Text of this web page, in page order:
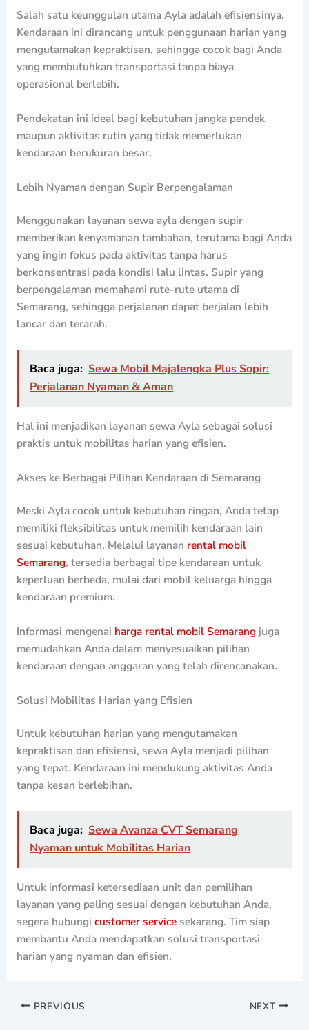
Salah satu keunggulan utama Ayla adalah efisiensinya.
Kendaraan ini dirancang untuk penggunaan harian yang
mengutamakan kepraktisan, sehingga cocok bagi Anda
yang membutuhkan transportasi tanpa biaya
operasional berlebih.
Pendekatan ini ideal bagi kebutuhan jangka pendek
maupun aktivitas rutin yang tidak memerlukan
kendaraan berukuran besar.
Lebih Nyaman dengan Supir Berpengalaman
Menggunakan layanan sewa ayla dengan supir
memberikan kenyamanan tambahan, terutama bagi Anda
yang ingin fokus pada aktivitas tanpa harus
berkonsentrasi pada kondisi lalu lintas. Supir yang
berpengalaman memahami rute-rute utama di
Semarang, sehingga perjalanan dapat berjalan lebih
lancar dan terarah.
Baca juga: Sewa Mobil Majalengka Plus Sopir:
Perjalanan Nyaman & Aman
Hal ini menjadikan layanan sewa Ayla sebagai solusi
praktis untuk mobilitas harian yang efisien.
Akses ke Berbagai Pilihan Kendaraan di Semarang
Meski Ayla cocok untuk kebutuhan ringan, Anda tetap
memiliki fleksibilitas untuk memilih kendaraan lain
sesuai kebutuhan. Melalui layanan rental mobil
Semarang, tersedia berbagai tipe kendaraan untuk
keperluan berbeda, mulai dari mobil keluarga hingga
kendaraan premium.
Informasi mengenai harga rental mobil Semarangjuga
memudahkan Anda dalam menyesuaikan pilihan
kendaraan dengan anggaran yang telah direncanakan.
Solusi Mobilitas Harian yang Efisien
Untuk kebutuhan harian yang mengutamakan
kepraktisan dan efisiensi, sewa Ayla menjadi pilihan
yang tepat. Kendaraan ini mendukung aktivitas Anda
tanpa kesan berlebihan.
Baca juga: Sewa Avanza CVT Semarang
Nyaman untuk Mobilitas Harian
Untuk informasi ketersediaan unit dan pemilihan
layanan yang paling sesuai dengan kebutuhan Anda,
segera hubungi customer servicesekarang. Tim siap
membantu Anda mendapatkan solusi transportasi
harian yang nyaman dan efisien.
PREVIOUS NEXT